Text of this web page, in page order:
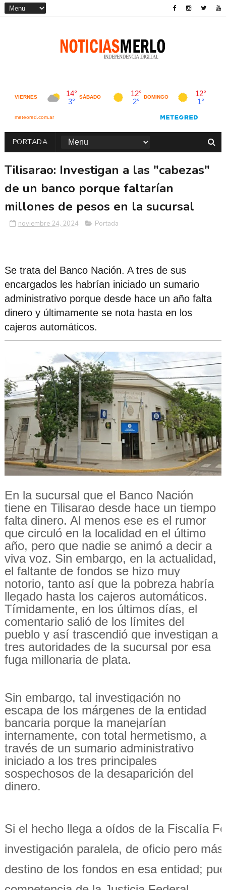
PORTADA
Tilisarao: Investigan a las "cabezas"
de un banco porque faltarían
millones de pesos en la sucursal
noviembre 24, 2024 Portada
Se trata del Banco Nación. A tres de sus
encargados les habrían iniciado un sumario
administrativo porque desde hace un año falta
dinero y últimamente se nota hasta en los
cajeros automáticos.
En la sucursal que el Banco Nación
tiene en Tilisarao desde hace un tiempo
falta dinero. Al menos ese es el rumor
que circuló en la localidad en el último
año, pero que nadie se animó a decir a
viva voz. Sin embargo, en la actualidad,
el faltante de fondos se hizo muy
notorio, tanto así que la pobreza habría
llegado hasta los cajeros automáticos.
Tímidamente, en los últimos días, el
comentario salió de los límites del
pueblo y así trascendió que investigan a
tres autoridades de la sucursal por esa
fuga millonaria de plata.
Sin embargo, tal investigación no
escapa de los márgenes de la entidad
bancaria porque la manejarían
internamente, con total hermetismo, a
través de un sumario administrativo
iniciado a los tres principales
sospechosos de la desaparición del
dinero.
Si el hecho llega a oídos de la Fiscalía
investigación paralela, de oficio pero
destino de los fondos en esa entidad;